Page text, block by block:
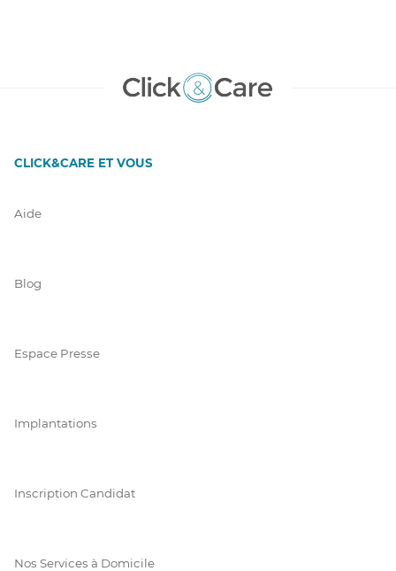
CLICK&CARE ET VOUS
Aide
Blog
Espace Presse
Implantations
Inscription Candidat
Nos Services à Domicile